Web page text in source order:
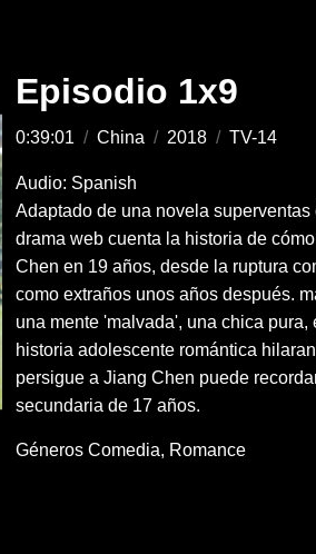
Episodio 1x9
0:39:01 / China / 2018 / TV-14
Audio: Spanish
Adaptado de una novela
drama web cuenta la historia de
Chen en 19 años, desde la ruptura
como extraños unos años después.
una mente 'malvada', una chica
historia adolescente romántica
persigue a Jiang Chen puede
secundaria de 17 años.
Géneros Comedia Romance